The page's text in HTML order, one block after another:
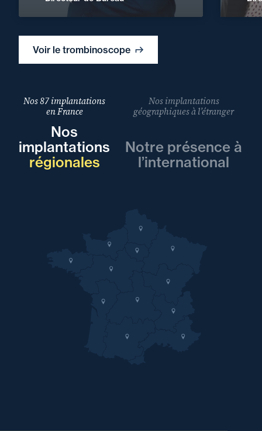
Voir le trombinoscope
Nos 87 implantations
en France
Nos
implantations
régionales
Nos implantations
géographiques à l’étranger
Notre présence à
l’international